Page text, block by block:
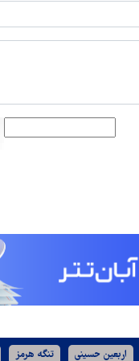
اربعین حسینی تنگه هرمز